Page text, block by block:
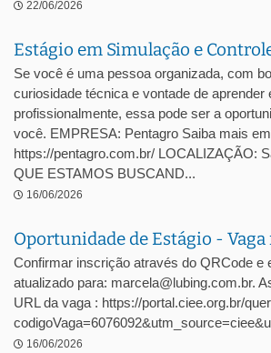
22/06/2026
Estágio em Simulação e
Se você é uma pessoa organizada, com
curiosidade técnica e vontade de aprender
profissionalmente, essa pode ser a
você. EMPRESA: Pentagro Saiba mais
https://pentagro.com.br/ LOCALIZAÇÃO:
QUE ESTAMOS BUSCAND...
16/06/2026
Oportunidade de Estágio -
Confirmar inscrição através do QRCode e
atualizado para: marcela@lubing.com.br.
URL da vaga : https://portal.ciee.org.br/
16/06/2026